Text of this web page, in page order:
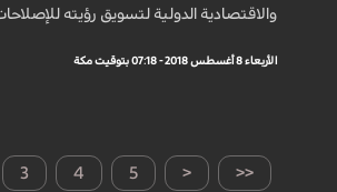
والاقتصادية الدولية لتسويق رؤيته
الأربعاء 8 أغسطس 2018 - 07:18 بتوقيت مكة
3 4 5 < <<